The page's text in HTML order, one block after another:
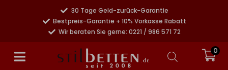
30 Tage Geld-zurück-Garantie
Bestpreis-Garantie + 10% Vorkasse Rabatt
Wir beraten Sie gerne: 0221 / 986 571 72
0